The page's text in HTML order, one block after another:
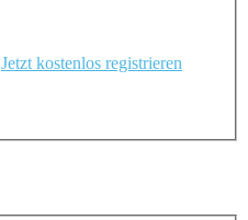
Jetzt kostenlos registrieren